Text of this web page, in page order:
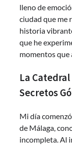
lleno de
ciudad que me
historia
que he
momentos que
La
Secretos
Mi día
de Málaga,
incompleta. Al